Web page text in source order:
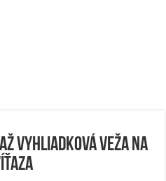
Vyhliadková veža na